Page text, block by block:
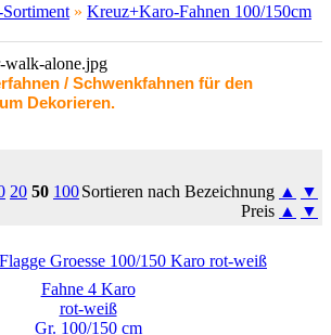
» Kreuz+Karo-Fahnen 100/150cm
/ Schwenkfahnen für den
Dekorieren.
20 50 100Sortieren nach Bezeichnung ▲
▼
Preis ▲ ▼
Fahne 4 Karo
rot-weiß
Gr. 100/150 cm